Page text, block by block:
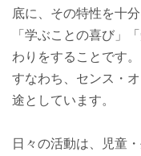
底に、その特性を十
「学ぶことの喜び」
わりをすることです。
すなわち、センス・
途としています。
日々の活動は、児童